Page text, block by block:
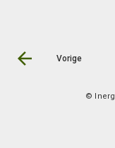
Vorige
©